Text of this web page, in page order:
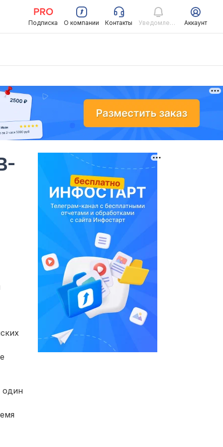
Подписка О компании Контакты Уведомления Аккаунт
один